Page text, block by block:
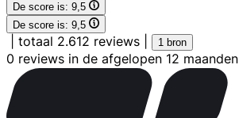
De score is: 9,5
De score is: 9,5
totaal 2.612 reviews 1 bron
0 reviews in de afgelopen 12 maanden